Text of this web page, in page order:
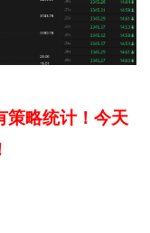
策略统计！今天